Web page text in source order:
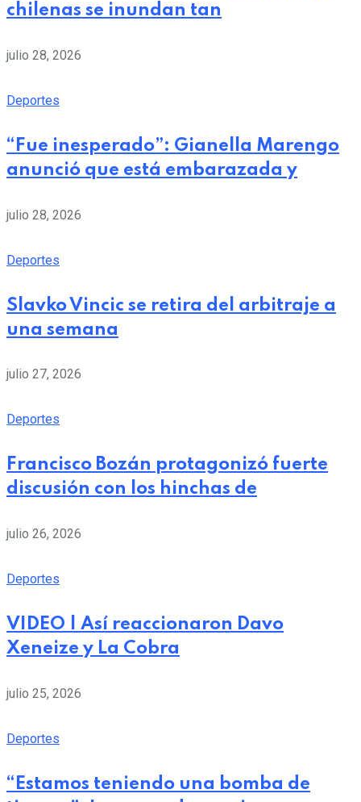
chilenas se inundan tan
julio 28, 2026
Deportes
“Fue inesperado”: Gianella Marengo
anunció que está embarazada y
julio 28, 2026
Deportes
Slavko Vincic se retira del arbitraje a
una semana
julio 27, 2026
Deportes
Francisco Bozán protagonizó fuerte
discusión con los hinchas de
julio 26, 2026
Deportes
VIDEO | Así reaccionaron Davo
Xeneize y La Cobra
julio 25, 2026
Deportes
“Estamos teniendo una bomba de